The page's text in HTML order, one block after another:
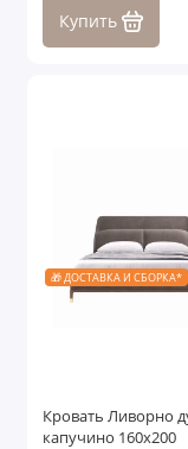
Купить
🎁 ДОСТАВКА И СБОРКА*
Кровать Ливорно
капучино 160x200